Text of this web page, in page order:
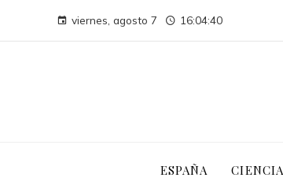
viernes, agosto 7 16:04:41
ESPAÑA